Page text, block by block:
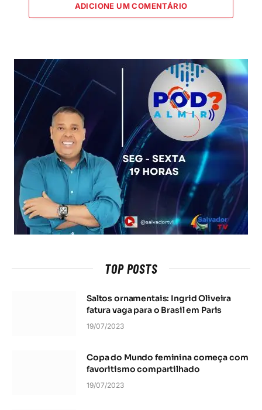
ADICIONE UM COMENTÁRIO
TOP POSTS
Saltos ornamentais: Ingrid Oliveira
fatura vaga para o Brasil em Paris
19/07/2023
Copa do Mundo feminina começa com
favoritismo compartilhado
19/07/2023